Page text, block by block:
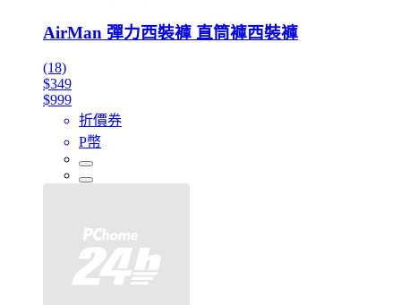
AirMan 彈力西裝褲 直筒褲西裝褲
(18)
$349
$999
折價券
P幣